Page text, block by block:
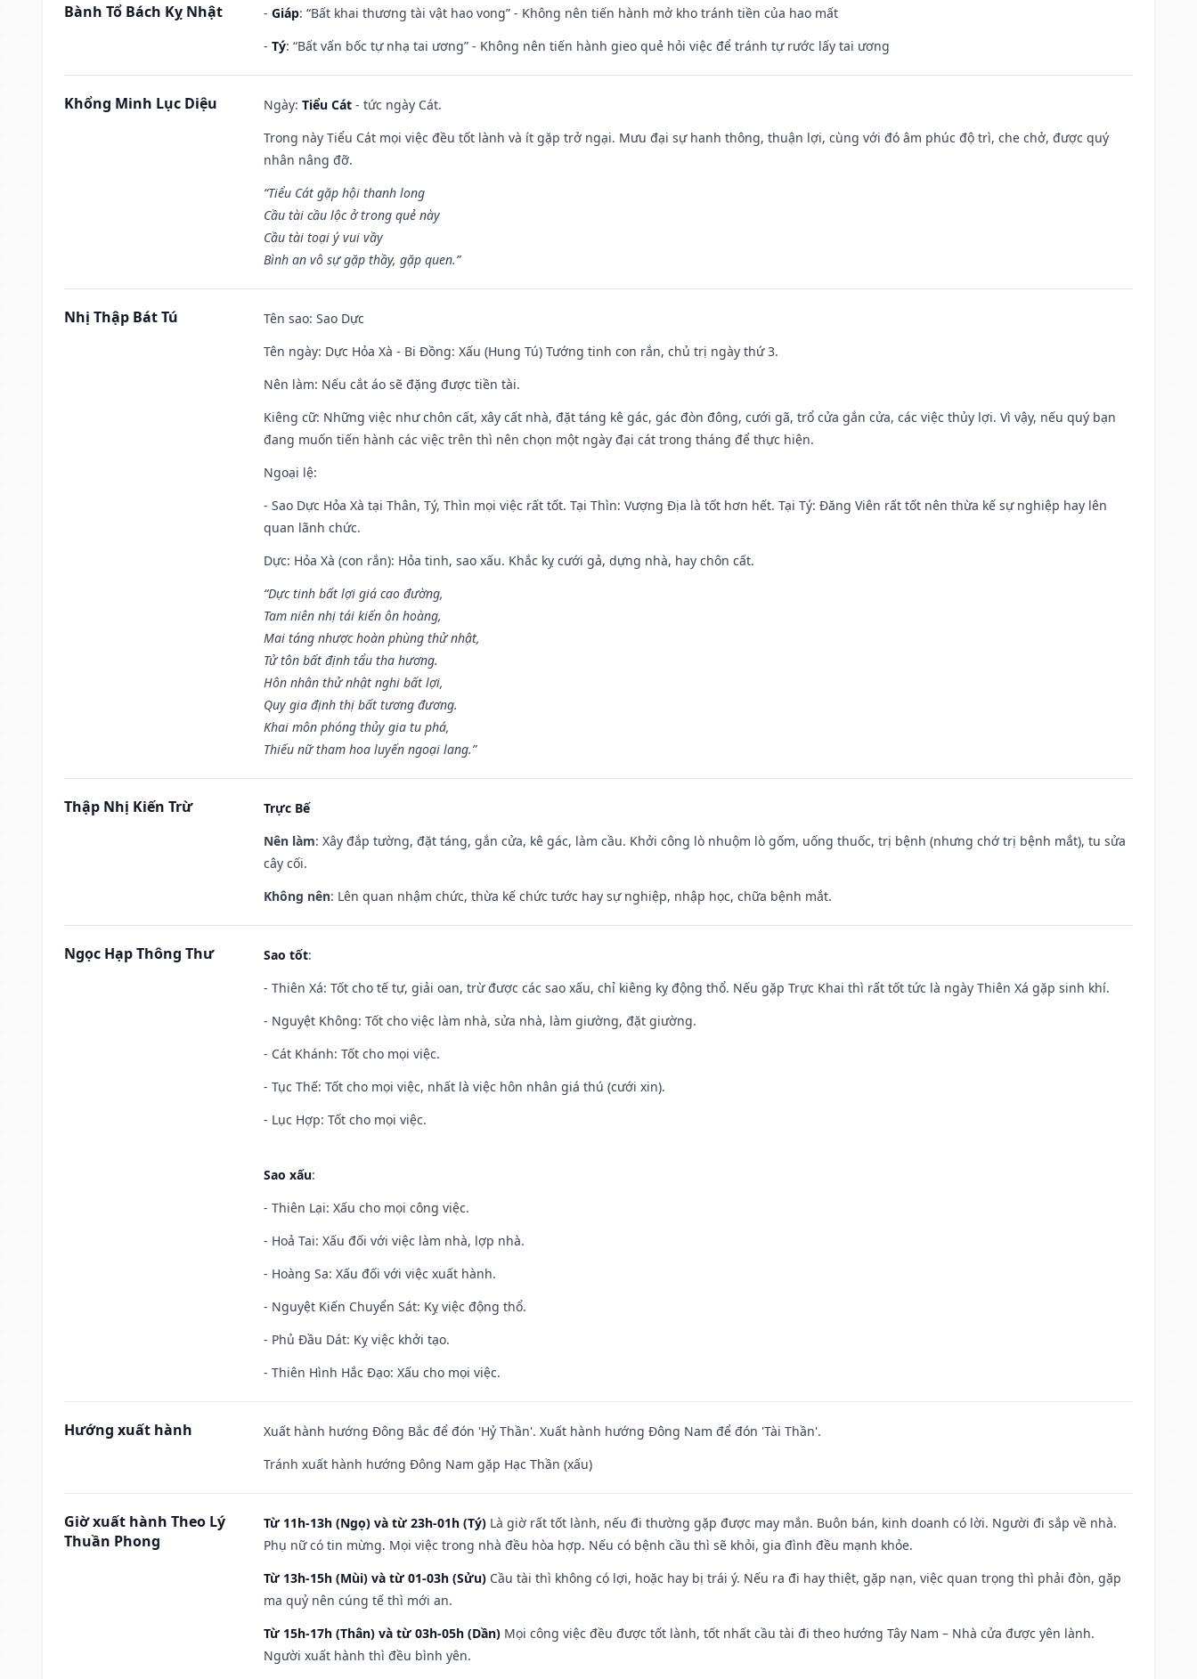
Bành Tổ Bách Kỵ Nhật - Giáp: “Bất khai thương tài vật hao vong” - Không nên tiến hành mở kho tránh tiền của hao mất
- Tý: “Bất vấn bốc tự nhạ tai ương” - Không nên tiến hành gieo quẻ hỏi việc để tránh tự rước lấy tai ương
Khổng Minh Lục Diệu Ngày: Tiểu Cát - tức ngày Cát.
Trong này Tiểu Cát mọi việc đều tốt lành và ít gặp trở ngại. Mưu đại sự hanh thông, thuận lợi, cùng với đó âm phúc độ trì, che chở, được quý
nhân nâng đỡ.
“Tiểu Cát gặp hội thanh long
Cầu tài cầu lộc ở trong quẻ này
Cầu tài toại ý vui vầy
Bình an vô sự gặp thầy, gặp quen.”
Nhị Thập Bát Tú Tên sao: Sao Dực
Tên ngày: Dực Hỏa Xà - Bi Đồng: Xấu (Hung Tú) Tướng tinh con rắn, chủ trị ngày thứ 3.
Nên làm: Nếu cắt áo sẽ đặng được tiền tài.
Kiêng cữ: Những việc như chôn cất, xây cất nhà, đặt táng kê gác, gác đòn đông, cưới gã, trổ cửa gắn cửa, các việc thủy lợi. Vì vậy, nếu quý bạn
đang muốn tiến hành các việc trên thì nên chọn một ngày đại cát trong tháng để thực hiện.
Ngoại lệ:
- Sao Dực Hỏa Xà tại Thân, Tý, Thìn mọi việc rất tốt. Tại Thìn: Vượng Địa là tốt hơn hết. Tại Tý: Đăng Viên rất tốt nên thừa kế sự nghiệp hay lên
quan lãnh chức.
Dực: Hỏa Xà (con rắn): Hỏa tinh, sao xấu. Khắc kỵ cưới gả, dựng nhà, hay chôn cất.
“Dực tinh bất lợi giá cao đường,
Tam niên nhị tái kiến ôn hoàng,
Mai táng nhược hoàn phùng thử nhật,
Tử tôn bất định tẩu tha hương.
Hôn nhân thử nhật nghi bất lợi,
Quy gia định thị bất tương đương.
Khai môn phóng thủy gia tu phá,
Thiếu nữ tham hoa luyến ngoại lang.”
Thập Nhị Kiến Trừ
Trực Bế
Nên làm: Xây đắp tường, đặt táng, gắn cửa, kê gác, làm cầu. Khởi công lò nhuộm lò gốm, uống thuốc, trị bệnh (nhưng chớ trị bệnh mắt), tu sửa
cây cối.
Không nên: Lên quan nhậm chức, thừa kế chức tước hay sự nghiệp, nhập học, chữa bệnh mắt.
Ngọc Hạp Thông Thư Sao tốt:
- Thiên Xá: Tốt cho tế tự, giải oan, trừ được các sao xấu, chỉ kiêng kỵ động thổ. Nếu gặp Trực Khai thì rất tốt tức là ngày Thiên Xá gặp sinh khí.
- Nguyệt Không: Tốt cho việc làm nhà, sửa nhà, làm giường, đặt giường.
- Cát Khánh: Tốt cho mọi việc.
- Tục Thế: Tốt cho mọi việc, nhất là việc hôn nhân giá thú (cưới xin).
- Lục Hợp: Tốt cho mọi việc.
Sao xấu:
- Thiên Lại: Xấu cho mọi công việc.
- Hoả Tai: Xấu đối với việc làm nhà, lợp nhà.
- Hoàng Sa: Xấu đối với việc xuất hành.
- Nguyệt Kiến Chuyển Sát: Kỵ việc động thổ.
- Phủ Đầu Dát: Kỵ việc khởi tạo.
- Thiên Hình Hắc Đạo: Xấu cho mọi việc.
Hướng xuất hành
Xuất hành hướng Đông Bắc để đón 'Hỷ Thần'. Xuất hành hướng Đông Nam để đón 'Tài Thần'.
Tránh xuất hành hướng Đông Nam gặp Hạc Thần (xấu)
Giờ xuất hành Theo Lý
Thuần Phong
Từ 11h-13h (Ngọ) và từ 23h-01h (Tý) Là giờ rất tốt lành, nếu đi thường gặp được may mắn. Buôn bán, kinh doanh có lời. Người đi sắp về nhà.
Phụ nữ có tin mừng. Mọi việc trong nhà đều hòa hợp. Nếu có bệnh cầu thì sẽ khỏi, gia đình đều mạnh khỏe.
Từ 13h-15h (Mùi) và từ 01-03h (Sửu) Cầu tài thì không có lợi, hoặc hay bị trái ý. Nếu ra đi hay thiệt, gặp nạn, việc quan trọng thì phải đòn, gặp
ma quỷ nên cúng tế thì mới an.
Từ 15h-17h (Thân) và từ 03h-05h (Dần) Mọi công việc đều được tốt lành, tốt nhất cầu tài đi theo hướng Tây Nam – Nhà cửa được yên lành.
Người xuất hành thì đều bình yên.